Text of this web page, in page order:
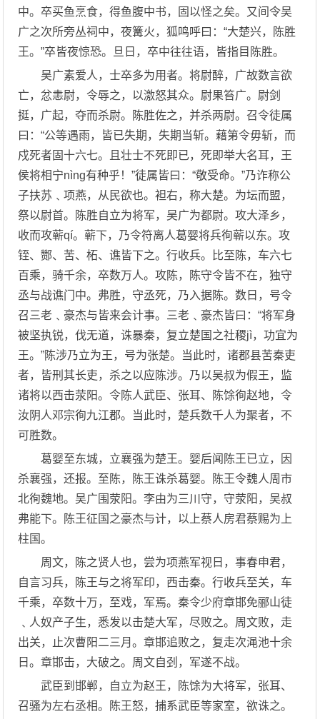
中。卒买鱼烹食，得鱼腹中书，固以怪之矣。又间令吴
广之次所旁丛祠中，夜篝火，狐鸣呼曰：“大楚兴，陈胜
王。”卒皆夜惊恐。旦日，卒中往往语，皆指目陈胜。
吴广素爱人，士卒多为用者。将尉醉，广故数言欲
亡，忿恚尉，令辱之，以激怒其众。尉果笞广。尉剑
挺，广起，夺而杀尉。陈胜佐之，并杀两尉。召令徒属
曰：“公等遇雨，皆已失期，失期当斩。藉第令毋斩，而
戍死者固十六七。且壮士不死即已，死即举大名耳，王
侯将相宁nìng有种乎！”徒属皆曰：“敬受命。”乃诈称公
子扶苏﹑项燕，从民欲也。袒右，称大楚。为坛而盟，
祭以尉首。陈胜自立为将军，吴广为都尉。攻大泽乡，
收而攻蕲qí。蕲下，乃令符离人葛婴将兵徇蕲以东。攻
铚、酂、苦、柘、谯皆下之。行收兵。比至陈，车六七
百乘，骑千余，卒数万人。攻陈，陈守令皆不在，独守
丞与战谯门中。弗胜，守丞死，乃入据陈。数日，号令
召三老﹑豪杰与皆来会计事。三老﹑豪杰皆曰：“将军身
被坚执锐，伐无道，诛暴秦，复立楚国之社稷jì，功宜为
王。”陈涉乃立为王，号为张楚。当此时，诸郡县苦秦吏
者，皆刑其长吏，杀之以应陈涉。乃以吴叔为假王，监
诸将以西击荥阳。令陈人武臣、张耳、陈馀徇赵地，令
汝阴人邓宗徇九江郡。当此时，楚兵数千人为聚者，不
可胜数。
葛婴至东城，立襄强为楚王。婴后闻陈王已立，因
杀襄强，还报。至陈，陈王诛杀葛婴。陈王令魏人周市
北徇魏地。吴广围荥阳。李由为三川守，守荥阳，吴叔
弗能下。陈王征国之豪杰与计，以上蔡人房君蔡赐为上
柱国。
周文，陈之贤人也，尝为项燕军视日，事春申君，
自言习兵，陈王与之将军印，西击秦。行收兵至关，车
千乘，卒数十万，至戏，军焉。秦令少府章邯免郦山徒
﹑人奴产子生，悉发以击楚大军，尽败之。周文败，走
出关，止次曹阳二三月。章邯追败之，复走次渑池十余
日。章邯击，大破之。周文自刭，军遂不战。
武臣到邯郸，自立为赵王，陈馀为大将军，张耳、
召骚为左右丞相。陈王怒，捕系武臣等家室，欲诛之。